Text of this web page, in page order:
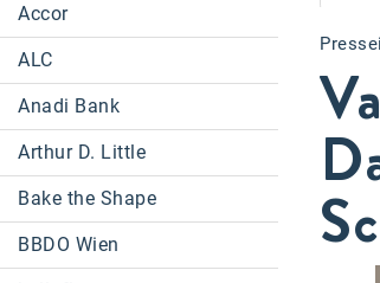
Accor
ALC
Anadi Bank
Arthur D. Little
Bake the Shape
BBDO Wien